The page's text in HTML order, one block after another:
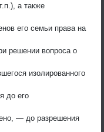
а также
его семьи права на
решении вопроса о
изолированного
до его
— до разрешения